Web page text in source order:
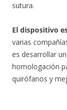
sutura.
El dispositivo
varias
es desarrollar un
homologación
quirófanos y